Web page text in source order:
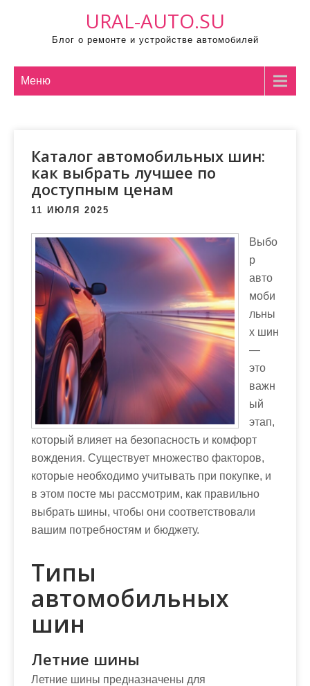
URAL-AUTO.SU
Блог о ремонте и устройстве автомобилей
Меню
Каталог автомобильных шин:
как выбрать лучшее по
доступным ценам
11 ИЮЛЯ 2025
Выбо
р
авто
моби
льны
х шин
—
это
важн
ый
этап,
который влияет на безопасность и комфорт
вождения. Существует множество факторов,
которые необходимо учитывать при покупке, и
в этом посте мы рассмотрим, как правильно
выбрать шины, чтобы они соответствовали
вашим потребностям и бюджету.
Типы
автомобильных
шин
Летние шины
Летние шины предназначены для